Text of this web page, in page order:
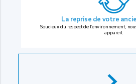
La reprise de votre
Soucieux du respect de l’environnement,
appareil.